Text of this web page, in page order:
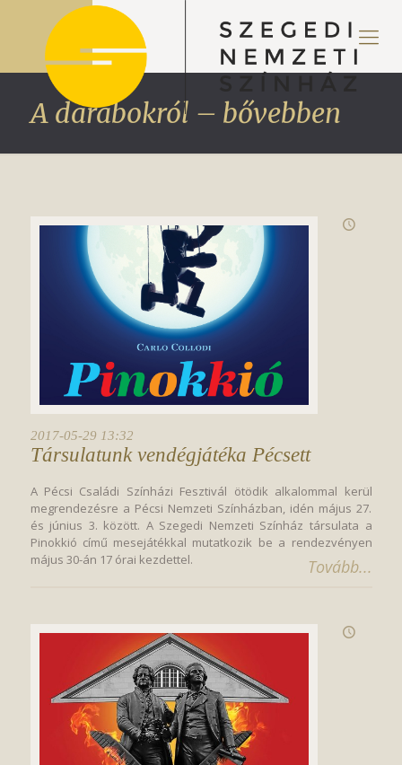
A darabokról – bővebben
2017-05-29 13:32
Társulatunk vendégjátéka Pécsett
A Pécsi Családi Színházi Fesztivál ötödik alkalommal kerül
megrendezésre a Pécsi Nemzeti Színházban, idén május 27.
és június 3. között. A Szegedi Nemzeti Színház társulata a
Pinokkió című mesejátékkal mutatkozik be a rendezvényen
május 30-án 17 órai kezdettel.
Tovább...